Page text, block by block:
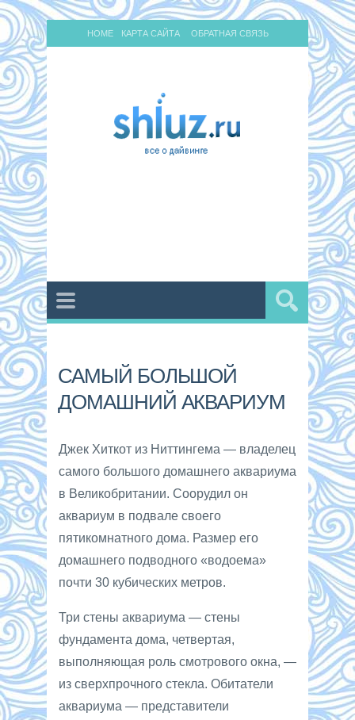
HOME КАРТА САЙТА ОБРАТНАЯ СВЯЗЬ
САМЫЙ БОЛЬШОЙ
ДОМАШНИЙ АКВАРИУМ
Джек Хиткот из Ниттингема — владелец
самого большого домашнего аквариума
в Великобритании. Соорудил он
аквариум в подвале своего
пятикомнатного дома. Размер его
домашнего подводного «водоема»
почти 30 кубических метров.
Три стены аквариума — стены
фундамента дома, четвертая,
выполняющая роль смотрового окна, —
из сверхпрочного стекла. Обитатели
аквариума — представители